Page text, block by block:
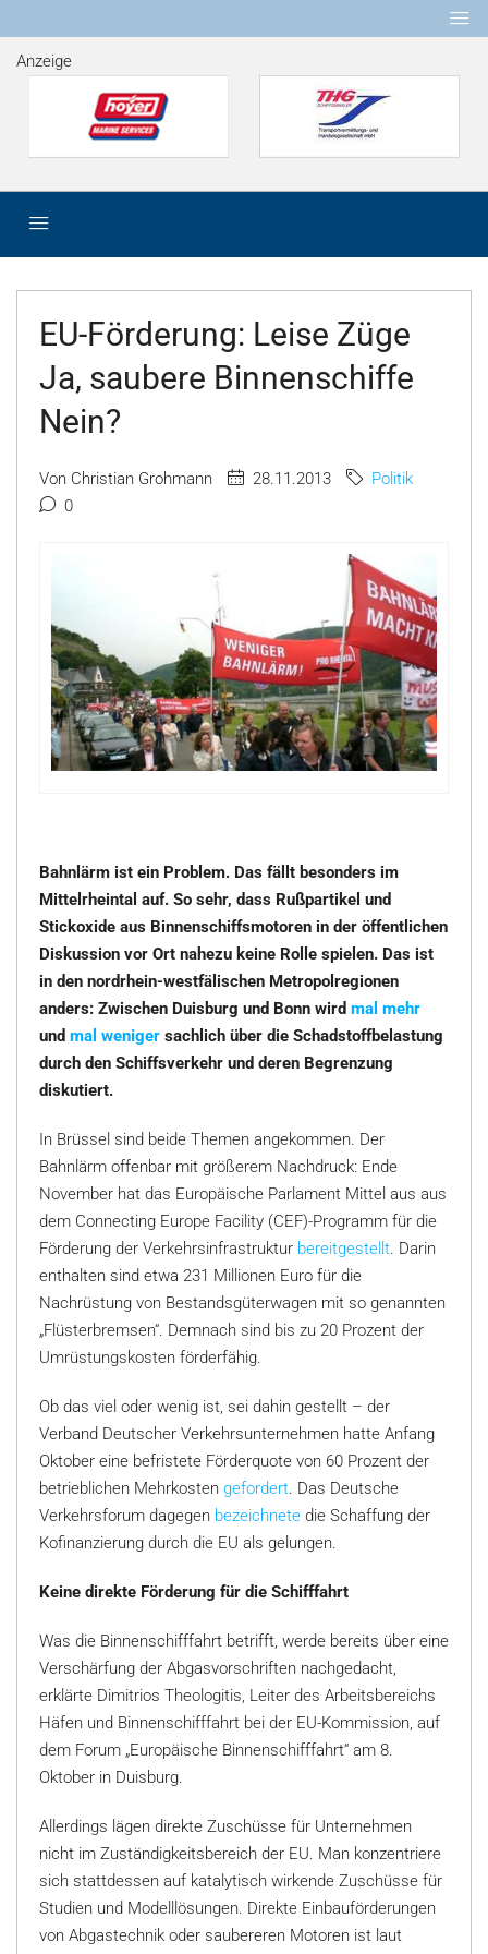
Anzeige
EU-Förderung: Leise Züge
Ja, saubere Binnenschiffe
Nein?
Von Christian Grohmann 28.11.2013
Politik
0
Bahnlärm ist ein Problem. Das fällt besonders im
Mittelrheintal auf. So sehr, dass Rußpartikel und
Stickoxide aus Binnenschiffsmotoren in der öffentlichen
Diskussion vor Ort nahezu keine Rolle spielen. Das ist
in den nordrhein-westfälischen Metropolregionen
anders: Zwischen Duisburg und Bonn wird mal mehr
und mal weniger sachlich über die Schadstoffbelastung
durch den Schiffsverkehr und deren Begrenzung
diskutiert.
In Brüssel sind beide Themen angekommen. Der
Bahnlärm offenbar mit größerem Nachdruck: Ende
November hat das Europäische Parlament Mittel aus aus
dem Connecting Europe Facility (CEF)-Programm für die
Förderung der Verkehrsinfrastruktur bereitgestellt. Darin
enthalten sind etwa 231 Millionen Euro für die
Nachrüstung von Bestandsgüterwagen mit so genannten
„Flüsterbremsen“. Demnach sind bis zu 20 Prozent der
Umrüstungskosten förderfähig.
Ob das viel oder wenig ist, sei dahin gestellt – der
Verband Deutscher Verkehrsunternehmen hatte Anfang
Oktober eine befristete Förderquote von 60 Prozent der
betrieblichen Mehrkosten gefordert. Das Deutsche
Verkehrsforum dagegen bezeichnete die Schaffung der
Kofinanzierung durch die EU als gelungen.
Keine direkte Förderung für die Schifffahrt
Was die Binnenschifffahrt betrifft, werde bereits über eine
Verschärfung der Abgasvorschriften nachgedacht,
erklärte Dimitrios Theologitis, Leiter des Arbeitsbereichs
Häfen und Binnenschifffahrt bei der EU-Kommission, auf
dem Forum „Europäische Binnenschifffahrt“ am 8.
Oktober in Duisburg.
Allerdings lägen direkte Zuschüsse für Unternehmen
nicht im Zuständigkeitsbereich der EU. Man konzentriere
sich stattdessen auf katalytisch wirkende Zuschüsse für
Studien und Modelllösungen. Direkte Einbauförderungen
von Abgastechnik oder saubereren Motoren ist laut